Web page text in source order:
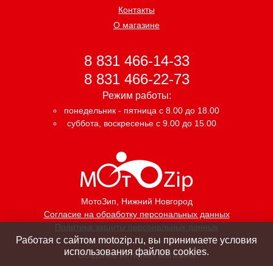
МотоЗип, Нижний Новгород
Согласие на обработку персональных данных
Политика защиты персональных данных
Контакты
О магазине
8 831 466-14-33
8 831 466-22-73
Режим работы:
понедельник - пятница с 8.00 до 18.00
суббота, воскресенье с 9.00 до 15.00
Создание интернет магазина
Работая с сайтом motozip.ru, вы принимаете условия
использования файлов cookies.